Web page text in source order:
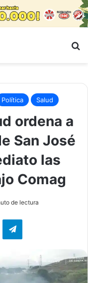
Política Salud
ordena a
San José
las
Comag
de lectura
Telegram